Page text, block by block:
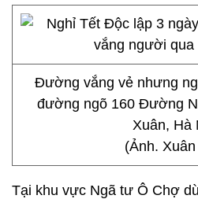
Đường vắng vẻ nhưng
đường ngõ 160 Đường
Xuân, Hà
(Ảnh.
Tại khu vực Ngã tư Ô Chợ